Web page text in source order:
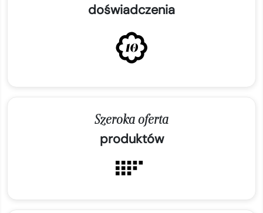
doświadczenia
Szeroka oferta
produktów